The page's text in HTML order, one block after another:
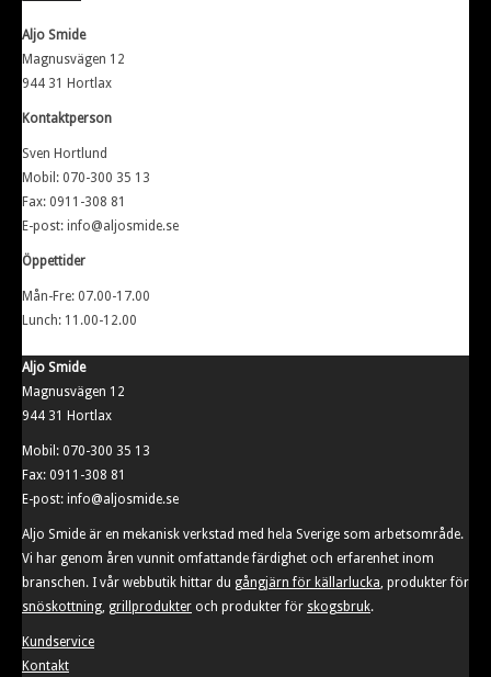
Aljo Smide
Magnusvägen 12
944 31 Hortlax
Kontaktperson
Sven Hortlund
Mobil: 070-300 35 13
Fax: 0911-308 81
E-post: info@aljosmide.se
Öppettider
Mån-Fre: 07.00-17.00
Lunch: 11.00-12.00
Aljo Smide
Magnusvägen 12
944 31 Hortlax
Mobil: 070-300 35 13
Fax: 0911-308 81
E-post: info@aljosmide.se
Aljo Smide är en mekanisk verkstad med hela Sverige som arbetsområde.
Vi har genom åren vunnit omfattande färdighet och erfarenhet inom
branschen. I vår webbutik hittar du gångjärn för källarlucka , produkter för
snöskottning grillprodukter och produkter för skogsbruk.
Kundservice
Kontakt